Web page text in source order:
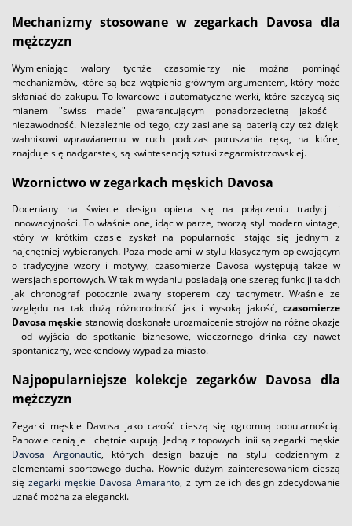
Mechanizmy stosowane w zegarkach Davosa dla
mężczyzn
Wymieniając walory tychże czasomierzy nie można pominąć
mechanizmów, które są bez wątpienia głównym argumentem, który może
skłaniać do zakupu. To kwarcowe i automatyczne werki, które szczycą się
mianem "swiss made" gwarantującym ponadprzeciętną jakość i
niezawodność. Niezależnie od tego, czy zasilane są baterią czy też dzięki
wahnikowi wprawianemu w ruch podczas poruszania ręką, na której
znajduje się nadgarstek, są kwintesencją sztuki zegarmistrzowskiej.
Wzornictwo w zegarkach męskich Davosa
Doceniany na świecie design opiera się na połączeniu tradycji i
innowacyjności. To właśnie one, idąc w parze, tworzą styl modern vintage,
który w krótkim czasie zyskał na popularności stając się jednym z
najchętniej wybieranych. Poza modelami w stylu klasycznym opiewającym
o tradycyjne wzory i motywy, czasomierze Davosa występują także w
wersjach sportowych. W takim wydaniu posiadają one szereg funkcjji takich
jak chronograf potocznie zwany stoperem czy tachymetr. Właśnie ze
względu na tak dużą różnorodność jak i wysoką jakość, czasomierze
Davosa męskie stanowią doskonałe urozmaicenie strojów na różne okazje
- od wyjścia do spotkanie biznesowe, wieczornego drinka czy nawet
spontaniczny, weekendowy wypad za miasto.
Najpopularniejsze kolekcje zegarków Davosa dla
mężczyzn
Zegarki męskie Davosa jako całość cieszą się ogromną popularnością.
Panowie cenią je i chętnie kupują. Jedną z topowych linii są zegarki męskie
Davosa Argonautic, których design bazuje na stylu codziennym z
elementami sportowego ducha. Równie dużym zainteresowaniem cieszą
się zegarki męskie Davosa Amaranto, z tym że ich design zdecydowanie
uznać można za elegancki.